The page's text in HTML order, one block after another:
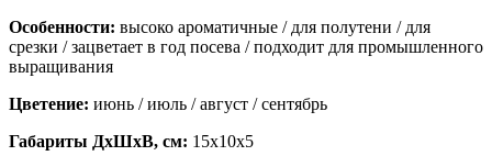
Особенности: высоко ароматичные / для полутени / для
срезки / зацветает в год посева / подходит для промышленного
выращивания
Цветение: июнь / июль / август / сентябрь
Габариты ДхШхВ, см: 15x10x5